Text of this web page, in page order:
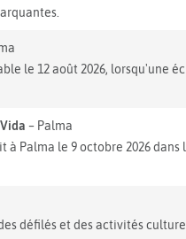
le 12 août 2026, lorsqu'une
– Palma
Palma le 9 octobre 2026 dans
défilés et des activités